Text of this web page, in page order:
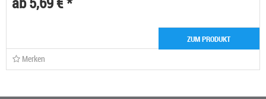
ZUM PRODUKT
Merken